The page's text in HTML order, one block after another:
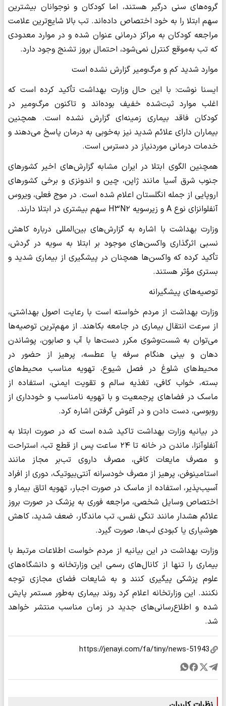
گروه‌های سنی درگیر هستند، اما کودکان و نوجوانان بیشترین
سهم ابتلا را به خود اختصاص داده‌اند. تب بالا شایع‌ترین علامت
مراجعه کودکان به مراکز درمانی عنوان شده و در موارد معدودی
که تب به‌موقع کنترل نمی‌شود، احتمال بروز تشنج وجود دارد.
موارد شدید کم و مرگ‌ومیر گزارش نشده است
ایسنا نوشت: با این حال وزارت بهداشت تأکید کرده است که
اغلب موارد ثبت‌شده خفیف بوده‌اند و تاکنون مرگ‌ومیر در
کودکان فاقد بیماری زمینه‌ای گزارش نشده است. همچنین
بیماران دارای علائم شدید نیز به‌خوبی به درمان پاسخ می‌دهند و
خدمات درمانی موردنیاز در دسترس است.
همچنین الگوی ابتلا در ایران مشابه گزارش‌های اخیر کشورهای
جنوب شرق آسیا مانند ژاپن، چین و اندونزی و برخی کشورهای
اروپایی از جمله انگلستان اعلام شده است. در موج فعلی، ویروس
آنفلوانزای نوع A و زیرسویه H۳N۲ سهم بیشتری در ابتلا دارند.
وزارت بهداشت با اشاره به گزارش‌های بین‌المللی درباره کاهش
نسبی اثرگذاری واکسن‌های موجود بر ابتلا به سویه در گردش،
تأکید کرده که واکسن‌ها همچنان در پیشگیری از بیماری شدید و
بستری مؤثر هستند.
توصیه‌های پیشگیرانه
وزارت بهداشت از مردم خواسته است با رعایت اصول بهداشتی،
از سرعت انتقال بیماری در جامعه بکاهند. از مهم‌ترین توصیه‌ها
می‌توان به شست‌وشوی مکرر دست‌ها با آب و صابون، پوشاندن
دهان و بینی هنگام سرفه یا عطسه، پرهیز از حضور در
محیط‌های شلوغ در فصل شیوع، تهویه مناسب محیط‌های
بسته، خواب کافی، تغذیه سالم و تقویت ایمنی، استفاده از
ماسک در فضاهای پرجمعیت و با تهویه نامناسب و خودداری از
روبوسی، دست دادن و در آغوش گرفتن اشاره کرد.
در بیانیه وزارت بهداشت تاکید شده است که در صورت ابتلا به
آنفلوآنزا، ماندن در خانه تا ۲۴ ساعت پس از قطع تب، استراحت
و مصرف مایعات کافی، مصرف داروی تب‌بر مجاز مانند
استامینوفن، پرهیز از مصرف خودسرانه آنتی‌بیوتیک، دوری از افراد
آسیب‌پذیر، استفاده از ماسک در صورت اجبار، تهویه اتاق بیمار و
اختصاص وسایل شخصی، مراجعه فوری به پزشک در صورت بروز
علائم هشدار مانند تنگی نفس، تب ماندگار، ضعف شدید، کاهش
هوشیاری یا کبودی لب‌ها، صورت گیرد.
وزارت بهداشت در این بیانیه از مردم خواست اطلاعات مرتبط با
بیماری را تنها از کانال‌های رسمی این وزارتخانه و دانشگاه‌های
علوم پزشکی پیگیری کنند و به شایعات فضای مجازی توجه
نکنند. این وزارتخانه اعلام کرد روند بیماری به‌طور مستمر پایش
شده و اطلاع‌رسانی‌های جدید در زمان مناسب منتشر خواهد
شد.